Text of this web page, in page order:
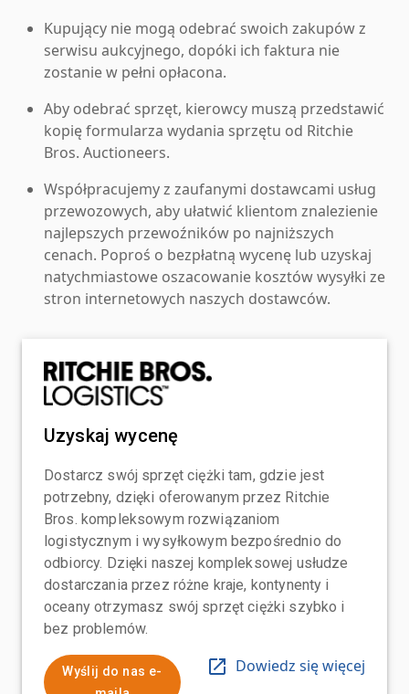
Kupujący nie mogą odebrać swoich zakupów z
serwisu aukcyjnego, dopóki ich faktura nie
zostanie w pełni opłacona.
Aby odebrać sprzęt, kierowcy muszą przedstawić
kopię formularza wydania sprzętu od Ritchie
Bros. Auctioneers.
Współpracujemy z zaufanymi dostawcami usług
przewozowych, aby ułatwić klientom znalezienie
najlepszych przewoźników po najniższych
cenach. Poproś o bezpłatną wycenę lub uzyskaj
natychmiastowe oszacowanie kosztów wysyłki ze
stron internetowych naszych dostawców.
Uzyskaj wycenę
Dostarcz swój sprzęt ciężki tam, gdzie jest
potrzebny, dzięki oferowanym przez Ritchie
Bros. kompleksowym rozwiązaniom
logistycznym i wysyłkowym bezpośrednio do
odbiorcy. Dzięki naszej kompleksowej usłudze
dostarczania przez różne kraje, kontynenty i
oceany otrzymasz swój sprzęt ciężki szybko i
bez problemów.
Wyślij do nas e-
Dowiedz się więcej